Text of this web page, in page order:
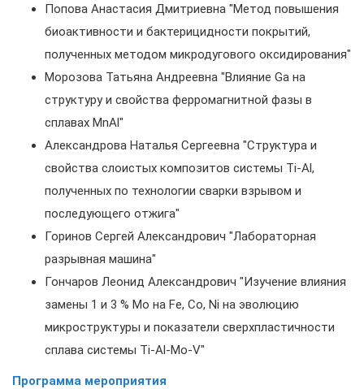
Попова Анастасия Дмитриевна "Метод повышения
биоактивности и бактерицидности покрытий,
полученных методом микродугового оксидирования"
Морозова Татьяна Андреевна "Влияние Ga на
структуру и свойства ферромагнитной фазы в
сплавах MnAl"
Александрова Наталья Сергеевна "Структура и
свойства слоистых композитов системы Ti-Al,
полученных по технологии сварки взрывом и
последующего отжига"
Горинов Сергей Александрович "Лабораторная
разрывная машина"
Гончаров Леонид Александрович "Изучение влияния
замены 1 и 3 % Мо на Fe, Co, Ni на эволюцию
микроструктуры и показатели сверхпластичности
сплава системы Ti-Al-Mo-V"
Программа мероприятия